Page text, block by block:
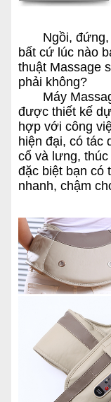
Ngồi, đứng,
bất cứ lúc nào
thuật Massage
phải không?
Máy
được thiết kế
hợp với công
hiện đại, có tác
cổ và lưng,
đặc biệt bạn có
nhanh, chậm